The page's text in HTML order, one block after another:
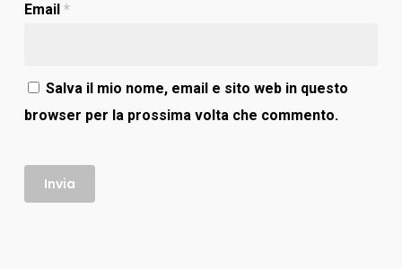
Email *
Salva il mio nome, email e sito web in questo
browser per la prossima volta che commento.